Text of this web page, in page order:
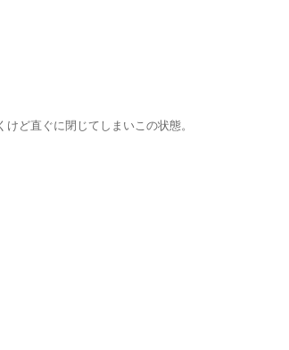
ど直ぐに閉じてしまいこの状態。